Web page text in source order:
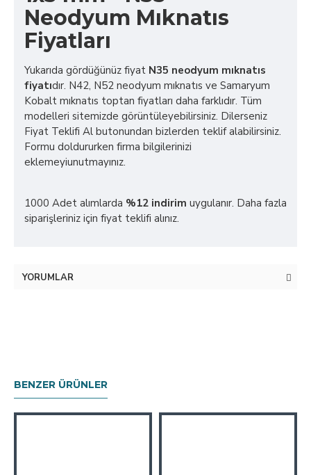
Neodyum Mıknatıs
Fiyatları
Yukarıda gördüğünüz fiyat N35 neodyum mıknatıs
fiyatıdır. N42, N52 neodyum mıknatıs ve Samaryum
Kobalt mıknatıs toptan fiyatları daha farklıdır. Tüm
modelleri sitemizde görüntüleyebilirsiniz. Dilerseniz
Fiyat Teklifi Al butonundan bizlerden teklif alabilirsiniz.
Formu doldururken firma bilgilerinizi
eklemeyiunutmayınız.
1000 Adet alımlarda %12 indirim uygulanır. Daha fazla
siparişleriniz için fiyat teklifi alınız.
YORUMLAR
BENZER ÜRÜNLER